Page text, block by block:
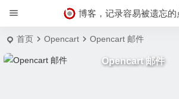
博客，记录容易被遗忘的
首页 Opencart Opencart 邮件
Opencart 邮件